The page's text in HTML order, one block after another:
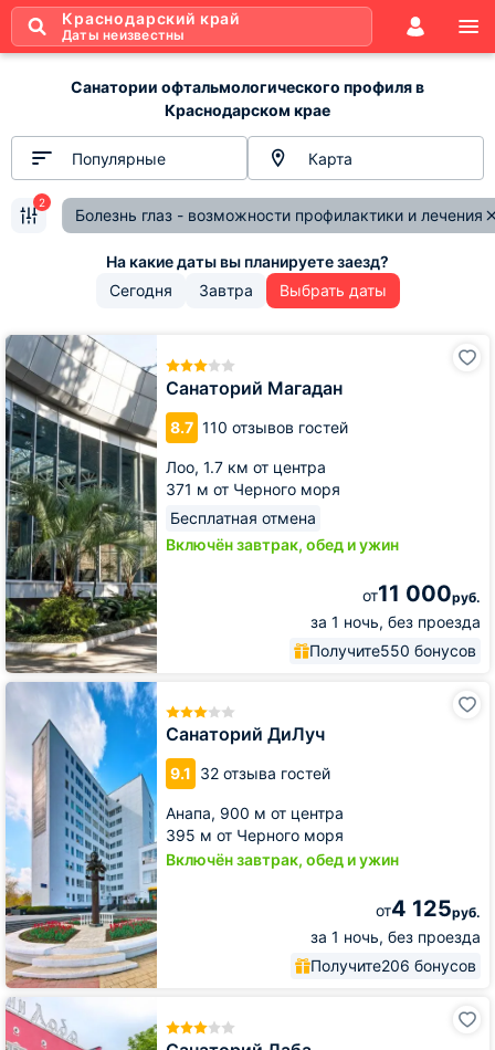
Краснодарский край
Даты неизвестны
Санатории офтальмологического профиля в
Краснодарском крае
Популярные Карта
Болезнь глаз - возможности профилактики и лечения
2
Сегодня Завтра Выбрать даты
Санаторий Магадан
8.7 110 отзывов гостей
Лоо, 1.7 км от центра
371 м от Черного моря
Бесплатная отмена
Включён завтрак, обед и ужин
от11 000руб.
за 1 ночь, без проезда
Получите550 бонусов
Санаторий
Магадан
Санаторий ДиЛуч
9.1 32 отзыва гостей
Анапа, 900 м от центра
395 м от Черного моря
Включён завтрак, обед и ужин
от4 125руб.
за 1 ночь, без проезда
Получите206 бонусов
Санаторий
Санаторий
Лаба